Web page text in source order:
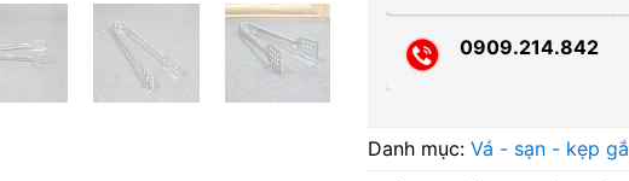
0909.214.842
Danh mục:Vá - sạn - kẹp